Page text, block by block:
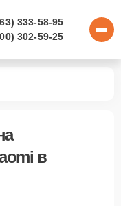
333-58-95
302-59-25
в